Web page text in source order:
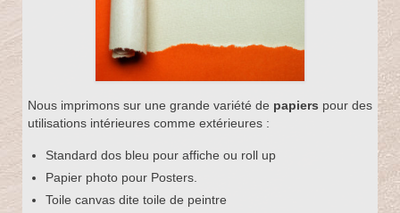
Nous imprimons sur une grande variété de papiers pour des
utilisations intérieures comme extérieures :
Standard dos bleu pour affiche ou roll up
Papier photo pour Posters.
Toile canvas dite toile de peintre